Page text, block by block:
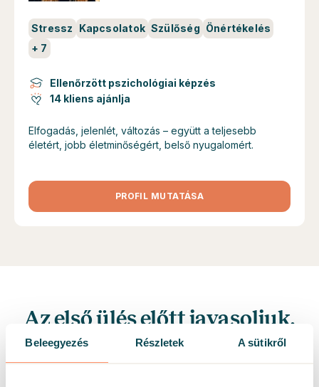
Beleegyezés Részletek A sütikről
Stressz Kapcsolatok Szülőség Önértékelés
+ 7
Ellenőrzött pszichológiai képzés
14 kliens ajánlja
Elfogadás, jelenlét, változás – együtt a teljesebb
életért, jobb életminőségért, belső nyugalomért.
PROFIL MUTATÁSA
Az első ülés előtt javasoljuk,
hogy tekintsd át a GYIK-et.